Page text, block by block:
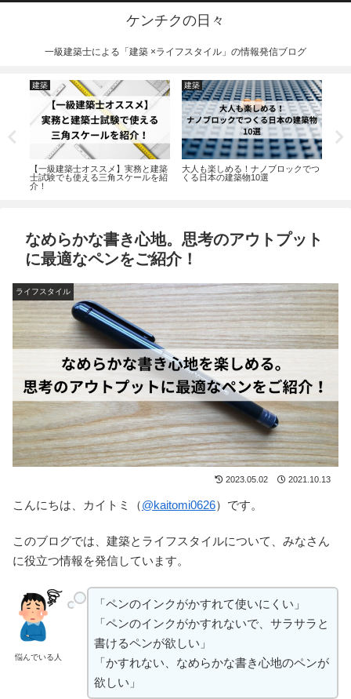
ケンチクの日々
一級建築士による「建築 ×ライフスタイル」の情報発信ブログ
建築
【一級建築士オススメ】実務と建築
士試験でも使える三角スケールを紹
介！
建築
大人も楽しめる！ナノブロックでつ
くる日本の建築物10選
なめらかな書き心地。思考のアウトプット
に最適なペンをご紹介！
ライフスタイル
2023.05.02 2021.10.13
こんにちは、カイトミ（@kaitomi0626）です。
このブログでは、建築とライフスタイルについて、みなさん
に役立つ情報を発信しています。
悩んでいる人
「ペンのインクがかすれて使いにくい」
「ペンのインクがかすれないで、サラサラと
書けるペンが欲しい」
「かすれない、なめらかな書き心地のペンが
欲しい」